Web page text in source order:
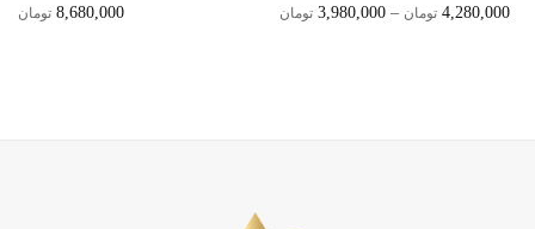
4,280,000 تومان –
3,980,000 تومان 8,680,000 تومان